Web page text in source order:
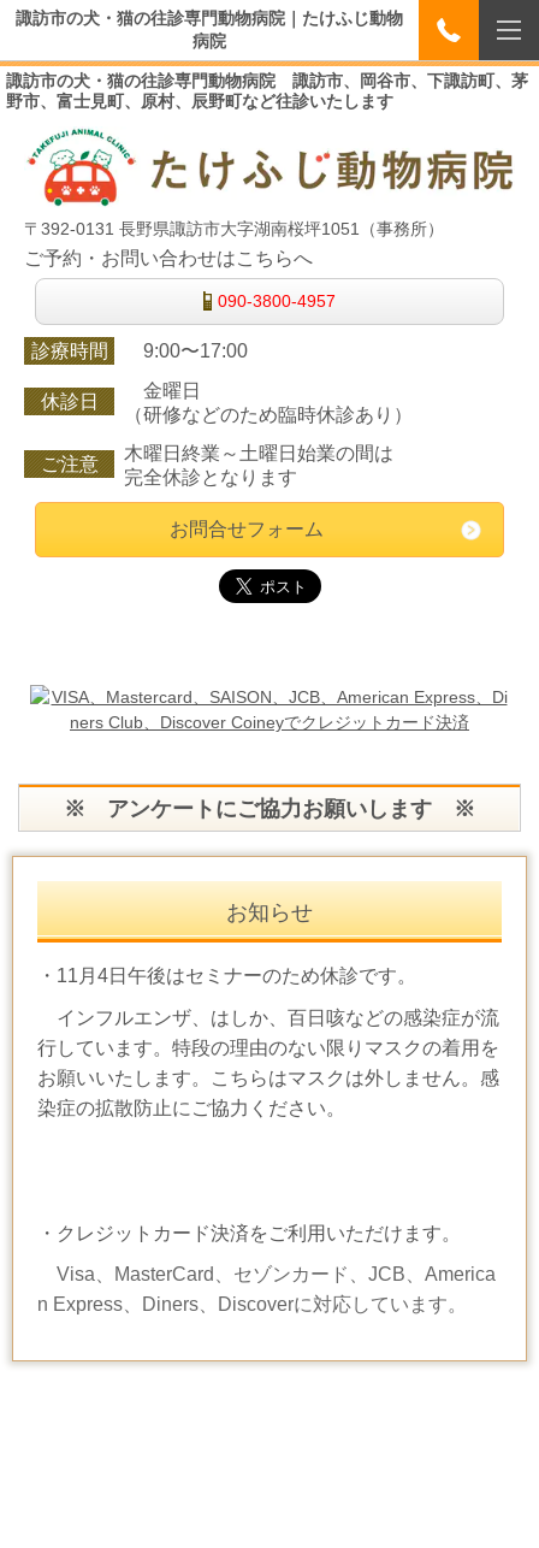
諏訪市の犬・猫の往診専門動物病院｜たけふじ動物
病院
諏訪市の犬・猫の往診専門動物病院 諏訪市、岡谷市、下諏訪町、茅
野市、富士見町、原村、辰野町など往診いたします
〒392-0131 長野県諏訪市大字湖南桜坪1051（事務所）
ご予約・お問い合わせはこちらへ
090-3800-4957
診療時間 9:00〜17:00
休診日
金曜日
（研修などのため臨時休診あり）
ご注意
木曜日終業～土曜日始業の間は
完全休診となります
お問合せフォーム
※ アンケートにご協力お願いします ※
お知らせ
・11月4日午後はセミナーのため休診です。
インフルエンザ、はしか、百日咳などの感染症が流
行しています。特段の理由のない限りマスクの着用を
お願いいたします。こちらはマスクは外しません。感
染症の拡散防止にご協力ください。
・クレジットカード決済をご利用いただけます。
Visa、MasterCard、セゾンカード、 JCB、America
n Express、Diners、Discoverに対応しています。